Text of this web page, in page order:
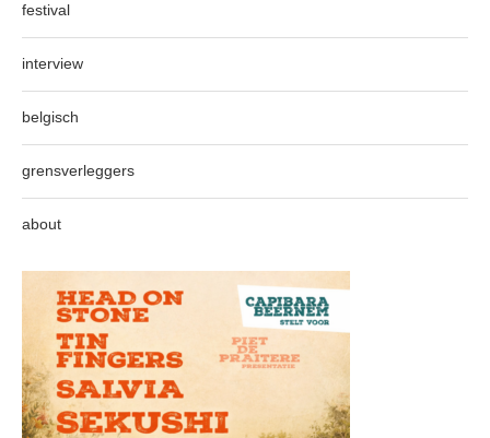
festival
interview
belgisch
grensverleggers
about